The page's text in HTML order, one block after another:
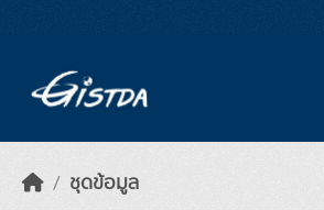
ชุดข้อมูล